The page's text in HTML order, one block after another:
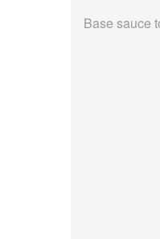
Base sauce